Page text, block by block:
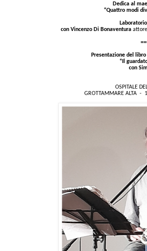
Dedica al
“Quattro modi
con Vincenzo Di Bonaventura
Presentazione del
“Il
con
OSPITALE
GROTTAMMARE ALTA -